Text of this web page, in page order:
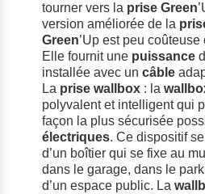
tourner vers la prise Green
version améliorée de la
Green’Up est peu
Elle fournit une puissance
installée avec un câble
La prise wallbox : la
polyvalent et intelligent qui
façon la plus sécurisée
électriques. Ce dispositif
d’un boîtier qui se fixe au
dans le garage, dans le
d’un espace public. La